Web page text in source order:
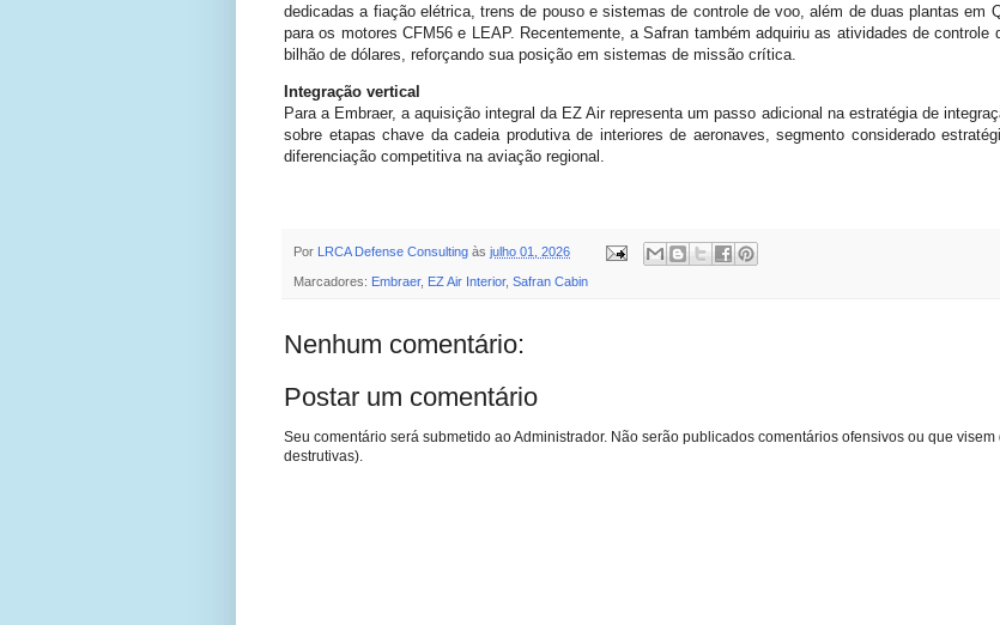
dedicadas a fiação elétrica, trens de pouso e sistemas de controle de voo, além de duas plantas em
para os motores CFM56 e LEAP. Recentemente, a Safran também adquiriu as atividades de
bilhão de dólares, reforçando sua posição em sistemas de missão crítica.
Integração vertical
Para a Embraer, a aquisição integral da EZ Air representa um passo adicional na estratégia de
sobre etapas chave da cadeia produtiva de interiores de aeronaves, segmento considerado
diferenciação competitiva na aviação regional.
Por LRCA Defense Consulting às julho 01, 2026
Marcadores: Embraer, EZ Air Interior, Safran Cabin
Nenhum comentário:
Postar um comentário
Seu comentário será submetido ao Administrador. Não serão publicados comentários ofensivos ou que
destrutivas).